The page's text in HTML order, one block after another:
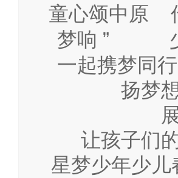
童心颂中原
梦响 ”
一起携梦同行
扬梦
让孩子们
星梦少年少